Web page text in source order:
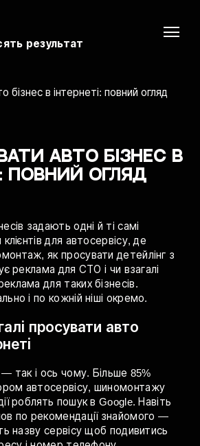
результат
авто бізнес в
повний огляд
задають одні й ті самі
клієнтів для автосервісу, де
як просувати детейлінг з
реклама для СТО і чи взагалі
для таких бізнесів.
просувати авто
— так і ось чому. Більше 85%
автосервісу, шиномонтажу
роблять пошук в Google. Навіть
по рекомендації знайомого —